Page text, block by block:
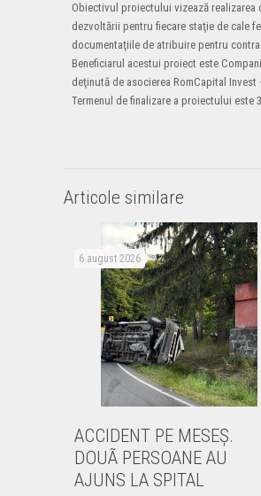
Obiectivul proiectului vizează realizarea
dezvoltării pentru fiecare staţie de cale
documentaţiile de atribuire pentru
Beneficiarul acestui proiect este
deţinută de asocierea RomCapital
Termenul de finalizare a proiectului este
Articole similare
6 august 2026
ACCIDENT PE MESEŞ.
DOUÃ PERSOANE AU
AJUNS LA SPITAL